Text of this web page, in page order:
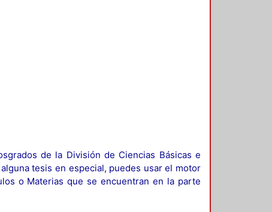
de la División de Ciencias Básicas e
tesis en especial, puedes usar el motor
o Materias que se encuentran en la parte